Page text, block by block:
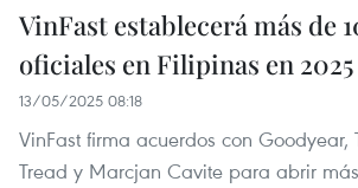
VinFast establecerá más de
oficiales en Filipinas en 2025
13/05/2025 08:18
VinFast firma acuerdos con Goodyear,
Tread y Marcjan Cavite para abrir